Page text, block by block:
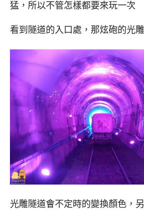
猛，所以不管怎樣都要來玩一次
看到隧道的入口處，那炫砲的光
光雕隧道會不定時的變換顏色，